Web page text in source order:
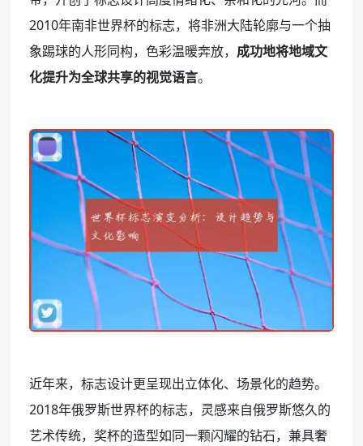
2010年南非世界杯的标志，将非洲大陆轮廓与一个抽
象踢球的人形同构，色彩温暖奔放， 成功地将地域文
化提升为全球共享的视觉语言。
近年来，标志设计更呈现出立体化、场景化的趋势。
2018年俄罗斯世界杯的标志，灵感来自俄罗斯悠久的
艺术传统，奖杯的造型如同一颗闪耀的钻石，兼具奢